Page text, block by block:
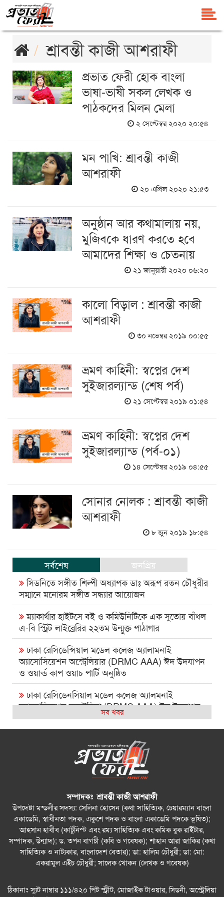
শ্রাবন্তী কাজী আশরাফী
প্রভাত ফেরী হোক বাংলা
ভাষা-ভাষী সকল লেখক ও
পাঠকদের মিলন মেলা
২ সেপ্টেম্বর ২০২০ ২০:৫৪
মন পাখি: শ্রাবন্তী কাজী
আশরাফী
২০ এপ্রিল ২০২০ ২১:৫৩
অনুষ্ঠান আর কথামালায় নয়,
মুজিবকে ধারণ করতে হবে
আমাদের শিক্ষা ও চেতনায়
২১ জানুয়ারী ২০২০ ০৬:২০
কালো বিড়াল : শ্রাবন্তী কাজী
আশরাফী
৩০ নভেম্বর ২০১৯ ০০:৫৫
ভ্রমণ কাহিনী: স্বপ্নের দেশ
সুইজারল্যান্ড (শেষ পর্ব)
২১ সেপ্টেম্বর ২০১৯ ০১:৫৪
ভ্রমণ কাহিনী: স্বপ্নের দেশ
সুইজারল্যান্ড (পর্ব-০১)
১৪ সেপ্টেম্বর ২০১৯ ০৪:৫৫
সোনার নোলক : শ্রাবন্তী কাজী
আশরাফী
৮ জুন ২০১৯ ১৮:৫৪
সর্বশেষ
জনপ্রিয়
সিডনিতে সঙ্গীত শিল্পী অধ্যাপক ডাঃ অরূপ রতন চৌধুরীর
সম্মানে মনোরম সঙ্গীত সন্ধ্যার আয়োজন
ম্যাকার্থার হাইটসে বই ও কমিউনিটিকে এক সুতোয় বাঁধল
এ-বি স্ট্রিট লাইব্রেরির ২২তম উন্মুক্ত পাঠাগার
ঢাকা রেসিডেন্সিয়াল মডেল কলেজ অ্যালামনাই
অ্যাসোসিয়েশন অস্ট্রেলিয়ার (DRMC AAA) ঈদ উদযাপন
ও ওয়ার্ল্ড কাপ ওয়াচ পার্টি অনুষ্ঠিত
ঢাকা রেসিডেনসিয়াল মডেল কলেজ অ্যালমনাই
অ্যাসোসিয়েশন অস্ট্রেলিয়া (DRMC AAA) ঈদ উদযাপন
এবং বিশ্বকাপ ম্যাচ দেখার আসর ২০২৬
সিআরপি পরিদর্শনে অস্ট্রেলিয়াপ্রবাসী কামাল পাশা,
প্রতিবন্ধী সেবায় দুই দেশের মধ্যে সহযোগিতা বাড়ানোর ওপর
বহুসাংস্কৃতিক ঐক্যের বার্তা দিল
আমার কিছু কষ্ট আছে : শাহান আরা জাকির পারুল
সিডনিতে রেজওয়ানা চৌধুরী বন্যার কনসার্ট—
রবীন্দ্রজয়ন্তীতে সুর, সংস্কৃতি ও আবেগের এক অনন্য সন্ধ্যা
সম্মাননা পেলেন নাইম আবদুল্লাহ
সব খবর
সম্পাদকঃ শ্রাবন্তী কাজী আশরাফী
উপদেষ্টা মন্ডলীর সদস্য: সেলিনা হোসেন (কথা সাহিত্যিক, চেয়ারম্যান বাংলা
একাডেমি, স্বাধীনতা পদক, একুশে পদক ও বাংলা একাডেমি পদকে ভূষিত);
আহসান হাবীব (কার্টুনিস্ট এবং রম্য সাহিত্যিক এবং কমিক বুক রাইটার,
সম্পাদক, উন্মাদ); ড. তপন বাগচী (কবি ও গবেষক); শাহান আরা জাকির (কথা
সাহিত্যিক ও নাট্যকার, বাংলাদেশ বেতার); ডা: হালিম চৌধুরী; ডা: মো:
একরামুল এইচ চৌধুরী; সালেক খোকন (লেখক ও গবেষক)
ঠিকানাঃ স্যুট নাম্বার ১১১/৪২০ পিট স্ট্রীট, মোজাইক টাওয়ার, সিডনী, অস্ট্রেলিয়া